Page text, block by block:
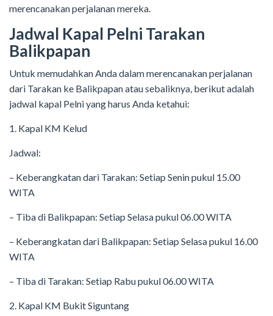
merencanakan perjalanan mereka.
Jadwal Kapal Pelni Tarakan
Balikpapan
Untuk memudahkan Anda dalam merencanakan perjalanan
dari Tarakan ke Balikpapan atau sebaliknya, berikut adalah
jadwal kapal Pelni yang harus Anda ketahui:
1. Kapal KM Kelud
Jadwal:
– Keberangkatan dari Tarakan: Setiap Senin pukul 15.00
WITA
– Tiba di Balikpapan: Setiap Selasa pukul 06.00 WITA
– Keberangkatan dari Balikpapan: Setiap Selasa pukul 16.00
WITA
– Tiba di Tarakan: Setiap Rabu pukul 06.00 WITA
2. Kapal KM Bukit Siguntang